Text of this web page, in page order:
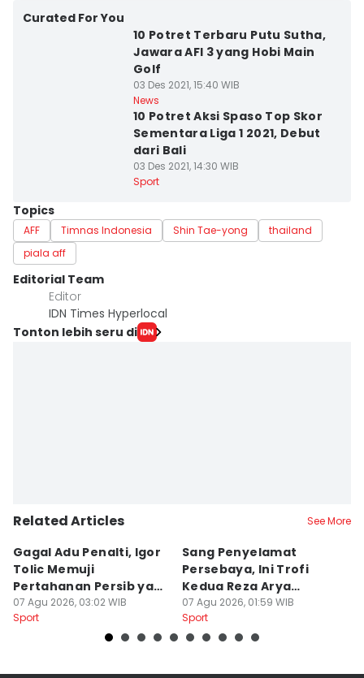
Curated For You
10 Potret Terbaru Putu Sutha,
Jawara AFI 3 yang Hobi Main
Golf
03 Des 2021, 15:40 WIB
News
10 Potret Aksi Spaso Top Skor
Sementara Liga 1 2021, Debut
dari Bali
03 Des 2021, 14:30 WIB
Sport
Topics
AFF Timnas Indonesia Shin Tae-yong
thailand
piala aff
Editorial Team
Editor
IDN Times Hyperlocal
Tonton lebih seru di
Related Articles See More
Gagal Adu Penalti, Igor
Tolic Memuji
Pertahanan Persib yang
Solid
07 Agu 2026, 03:02 WIB
Sport
Sang Penyelamat
Persebaya, Ini Trofi
Kedua Reza Arya
Bersama Tavares
07 Agu 2026, 01:59 WIB
Sport